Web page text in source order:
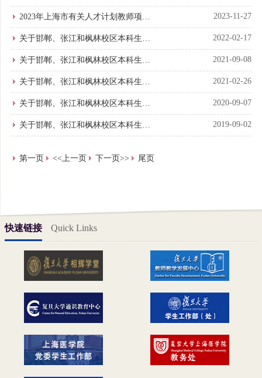
知
2024年（秋季）教材购买与领取的通
知
2023年上海市有关人才计划教师项目
学校拟推荐候选人名单公示
2023-11-27
关于邯郸、张江和枫林校区本科生
2022年（春季）教材购买与领取的通
知
2022-02-17
关于邯郸、张江和枫林校区本科生
2021年（秋季）教材购买与领取的通
知
2021-09-08
关于邯郸、张江和枫林校区本科生
2021年（春季）教材购买与领取的通
知
2021-02-26
关于邯郸、张江和枫林校区本科生
2020年（秋季）教材购买与领取的通
2020-09-07
关于邯郸、张江和枫林校区本科生 2019-09-02
第一页 <<上一页 下一页>> 尾页
快速链接 Quick Links